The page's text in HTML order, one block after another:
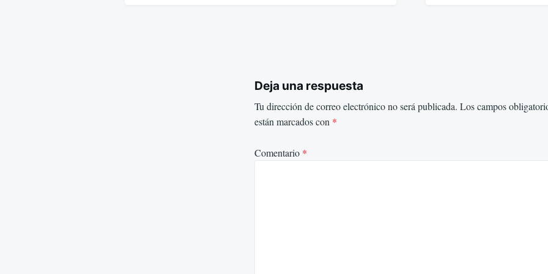
Deja una respuesta
Tu dirección de correo electrónico no será publicada. Los campos
están marcados con *
Comentario *